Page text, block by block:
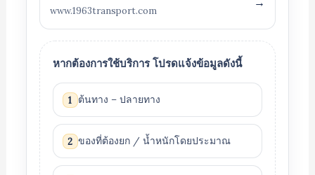
www.1963transport.com
หากต้องการใช้บริการ โปรดแจ้งข้อมูลดังนี้
1 ต้นทาง – ปลายทาง
2 ของที่ต้องยก / น้ำหนักโดยประมาณ